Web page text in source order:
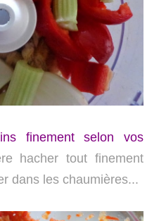
finement selon vos
hacher tout finement
dans les chaumières...